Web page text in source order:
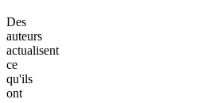
Des
auteurs
actualisent
ce
qu'ils
ont